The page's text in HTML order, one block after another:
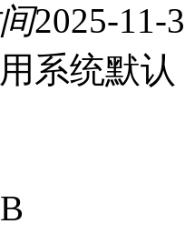
2025-11-
系统默认